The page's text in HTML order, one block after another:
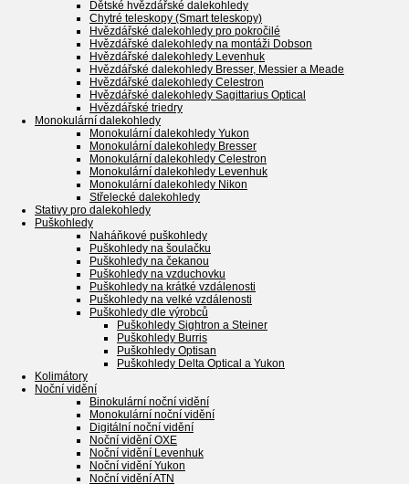
Dětské hvězdářské dalekohledy
Chytré teleskopy (Smart teleskopy)
Hvězdářské dalekohledy pro pokročilé
Hvězdářské dalekohledy na montáži Dobson
Hvězdářské dalekohledy Levenhuk
Hvězdářské dalekohledy Bresser, Messier a Meade
Hvězdářské dalekohledy Celestron
Hvězdářské dalekohledy Sagittarius Optical
Hvězdářské triedry
Monokulární dalekohledy
Monokulární dalekohledy Yukon
Monokulární dalekohledy Bresser
Monokulární dalekohledy Celestron
Monokulární dalekohledy Levenhuk
Monokulární dalekohledy Nikon
Střelecké dalekohledy
Stativy pro dalekohledy
Puškohledy
Naháňkové puškohledy
Puškohledy na šoulačku
Puškohledy na čekanou
Puškohledy na vzduchovku
Puškohledy na krátké vzdálenosti
Puškohledy na velké vzdálenosti
Puškohledy dle výrobců
Puškohledy Sightron a Steiner
Puškohledy Burris
Puškohledy Optisan
Puškohledy Delta Optical a Yukon
Kolimátory
Noční vidění
Binokulární noční vidění
Monokulární noční vidění
Digitální noční vidění
Noční vidění OXE
Noční vidění Levenhuk
Noční vidění Yukon
Noční vidění ATN